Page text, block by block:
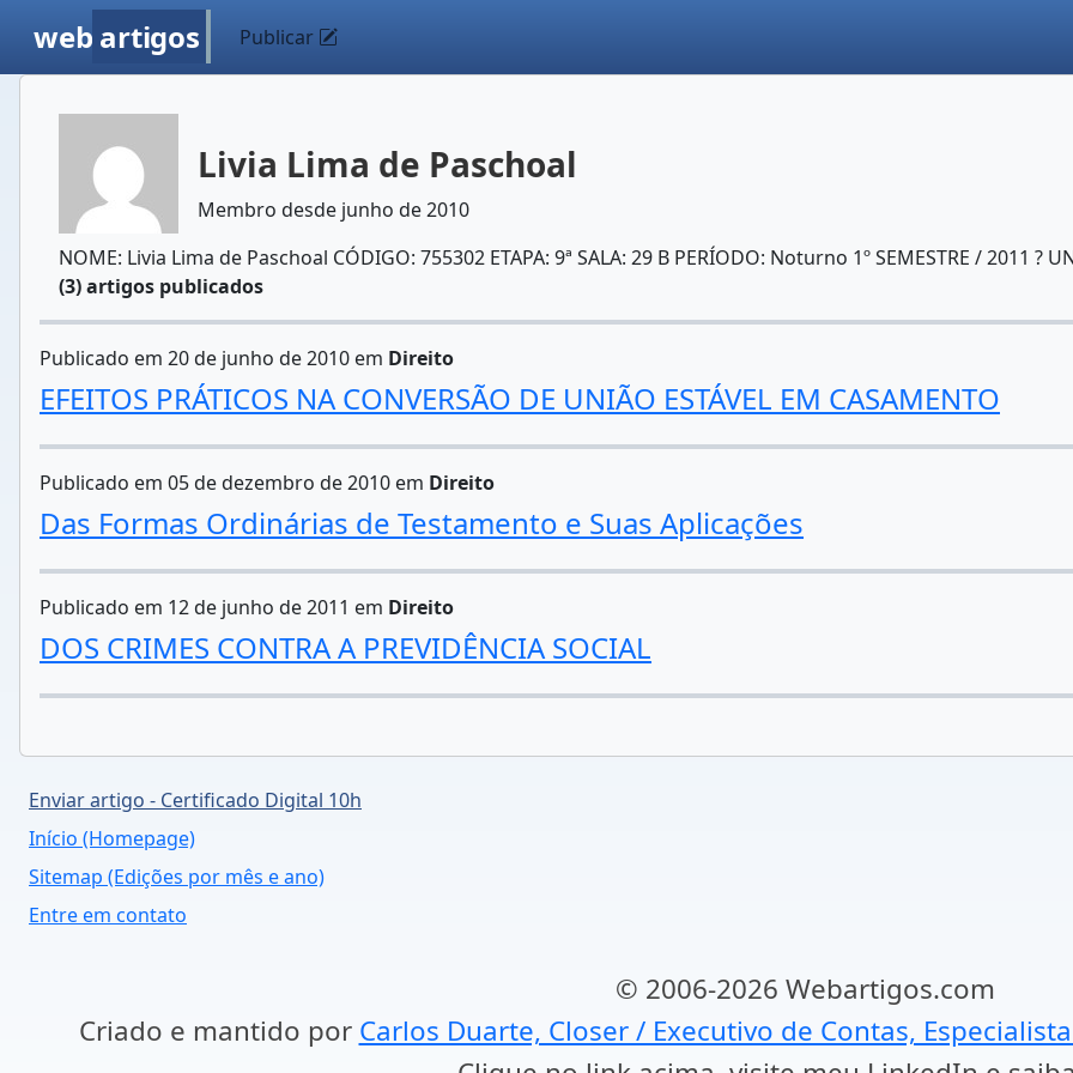
web artigos Publicar
Livia Lima de Paschoal
Membro desde junho de 2010
NOME: Livia Lima de Paschoal CÓDIGO: 755302 ETAPA: 9ª SALA: 29 B PERÍODO: Noturno 1º SEMESTRE / 2011 ?
(3) artigos publicados
Publicado em 20 de junho de 2010 em Direito
EFEITOS PRÁTICOS NA CONVERSÃO DE UNIÃO ESTÁVEL EM CASAMENTO
Publicado em 05 de dezembro de 2010 em Direito
Das Formas Ordinárias de Testamento e Suas Aplicações
Publicado em 12 de junho de 2011 em Direito
DOS CRIMES CONTRA A PREVIDÊNCIA SOCIAL
Enviar artigo - Certificado Digital 10h
Início (Homepage)
Sitemap (Edições por mês e ano)
Entre em contato
© 2006-2026 Webartigos.com
Criado e mantido por Carlos Duarte, Closer / Executivo de Contas,